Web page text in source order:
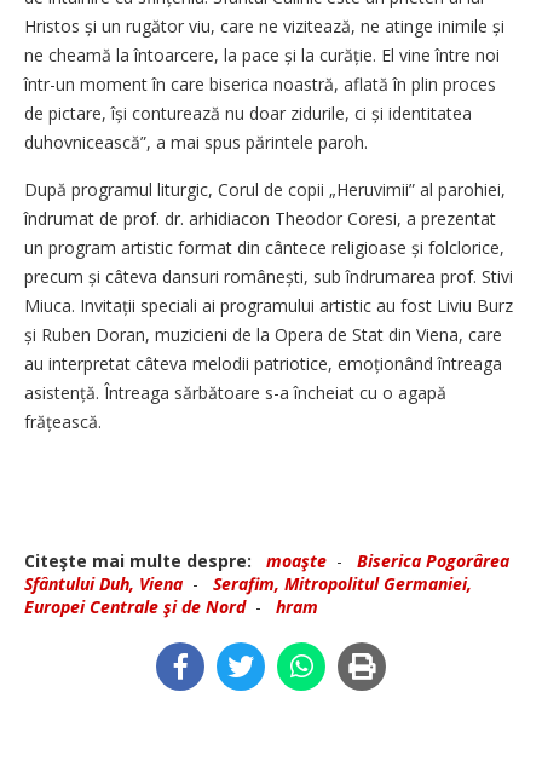
Hristos și un rugător viu, care ne vizitează, ne atinge inimile și
ne cheamă la întoarcere, la pace și la curăție. El vine între noi
într-un moment în care biserica noastră, aflată în plin proces
de pictare, își conturează nu doar zidurile, ci și identitatea
duhovnicească”, a mai spus părintele paroh.
După programul liturgic, Corul de copii „Heruvimii” al parohiei,
îndrumat de prof. dr. arhidiacon Theodor Coresi, a prezentat
un program artistic format din cântece religioase și folclorice,
precum și câteva dansuri românești, sub îndrumarea prof. Stivi
Miuca. Invitații speciali ai programului artistic au fost Liviu Burz
și Ruben Doran, muzicieni de la Opera de Stat din Viena, care
au interpretat câteva melodii patriotice, emoțio­nând întreaga
asistență. Întreaga sărbătoare s-a încheiat cu o agapă
frățească.
Citeşte mai multe despre: moaşte - Biserica Pogorârea
Sfântului Duh, Viena - Serafim, Mitropolitul Germaniei,
Europei Centrale şi de Nord- hram